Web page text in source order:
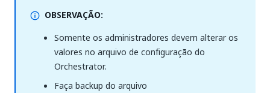
OBSERVAÇÃO:
Somente os administradores devem alterar os
valores no arquivo de configuração do
Orchestrator.
Faça backup do arquivo